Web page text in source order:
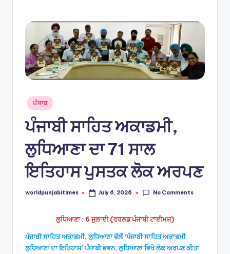
Posted
in
ਪੰਜਾਬ
ਪੰਜਾਬੀ ਸਾਹਿਤ ਅਕਾਡਮੀ,
ਲੁਧਿਆਣਾ ਦਾ 71 ਸਾਲ
ਇਤਿਹਾਸ ਪੁਸਤਕ ਲੋਕ ਅਰਪਣ
Posted
worldpunjabitimes July 6, 2026 No Comments
ਲੁਧਿਆਣਾ : 6 ਜੁਲਾਈ (ਵਰਲਡ ਪੰਜਾਬੀ ਟਾਈਮਜ਼)
ਪੰਜਾਬੀ ਸਾਹਿਤ ਅਕਾਡਮੀ, ਲੁਧਿਆਣਾ ਵੱਲੋਂ ‘ਪੰਜਾਬੀ ਸਾਹਿਤ ਅਕਾਡਮੀ
ਲੁਧਿਆਣਾ ਦਾ ਇਤਿਹਾਸ’ ਪੰਜਾਬੀ ਭਵਨ, ਲੁਧਿਆਣਾ ਵਿਖੇ ਲੋਕ ਅਰਪਣ ਕੀਤਾ